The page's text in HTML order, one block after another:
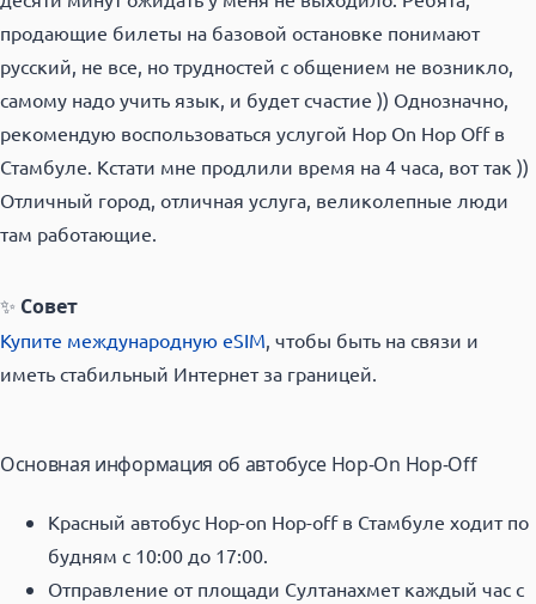
продающие билеты на базовой остановке понимают
русский, не все, но трудностей с общением не возникло,
самому надо учить язык, и будет счастие )) Однозначно,
рекомендую воспользоваться услугой Hop On Hop Off в
Стамбуле. Кстати мне продлили время на 4 часа, вот так ))
Отличный город, отличная услуга, великолепные люди
там работающие.
✨ Совет
Купите международную eSIM , чтобы быть на связи и
иметь стабильный Интернет за границей.
Основная информация об автобусе Hop-On Hop-Off
Красный автобус Hop-on Hop-off в Стамбуле ходит по
будням с 10:00 до 17:00.
Отправление от площади Султанахмет каждый час с